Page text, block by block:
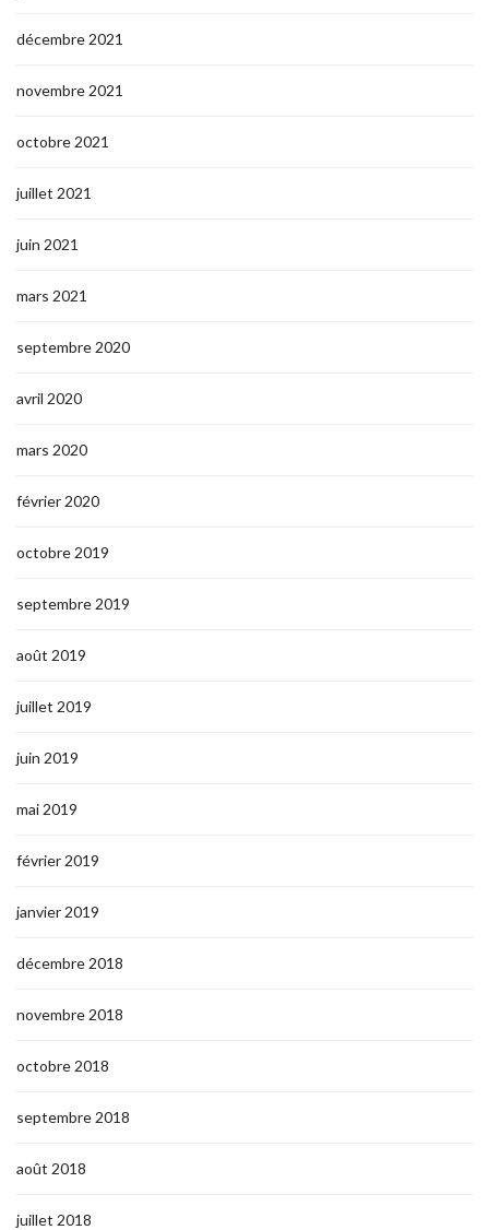
décembre 2021
novembre 2021
octobre 2021
juillet 2021
juin 2021
mars 2021
septembre 2020
avril 2020
mars 2020
février 2020
octobre 2019
septembre 2019
août 2019
juillet 2019
juin 2019
mai 2019
février 2019
janvier 2019
décembre 2018
novembre 2018
octobre 2018
septembre 2018
août 2018
juillet 2018